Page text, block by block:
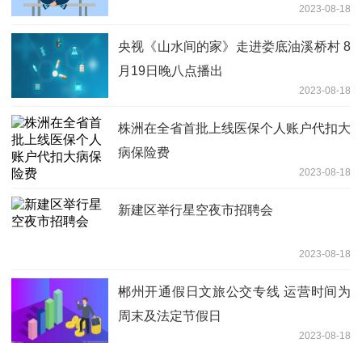
2023-08-18
央视《山水间的家》走进娄底油溪桥村 8
月19日晚八点播出
2023-08-18
株洲在全省首批上线医保个人账户代扣大
病保险费
2023-08-18
新建区举行星空夜市招聘会
2023-08-18
郴州开通假日文旅公交专线 运营时间为
周末及法定节假日
2023-08-18